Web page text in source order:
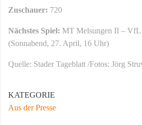
Zuschauer: 720
Nächstes Spiel: MT Melsungen II – VfL
(Sonnabend, 27. April, 16 Uhr)
Quelle: Stader Tageblatt /Fotos: Jörg
KATEGORIE
Aus der Presse